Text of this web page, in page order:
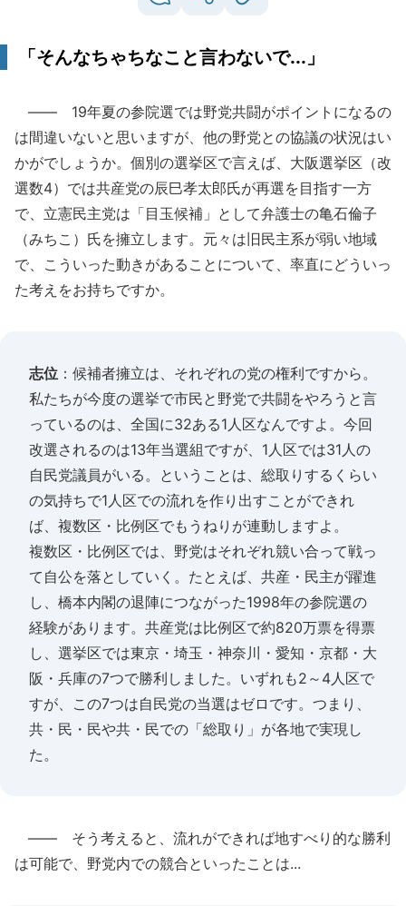
「そんなちゃちなこと言わないで...」
―― 19年夏の参院選では野党共闘がポイントになるの
は間違いないと思いますが、他の野党との協議の状況はい
かがでしょうか。個別の選挙区で言えば、大阪選挙区（改
選数4）では共産党の辰巳孝太郎氏が再選を目指す一方
で、立憲民主党は「目玉候補」として弁護士の亀石倫子
（みちこ）氏を擁立します。元々は旧民主系が弱い地域
で、こういった動きがあることについて、率直にどういっ
た考えをお持ちですか。
志位 ：候補者擁立は、それぞれの党の権利ですから。
私たちが今度の選挙で市民と野党で共闘をやろうと言
っているのは、全国に32ある1人区なんですよ。今回
改選されるのは13年当選組ですが、1人区では31人の
自民党議員がいる。ということは、総取りするくらい
の気持ちで1人区での流れを作り出すことができれ
ば、複数区・比例区でもうねりが連動しますよ。
複数区・比例区では、野党はそれぞれ競い合って戦っ
て自公を落としていく。たとえば、共産・民主が躍進
し、橋本内閣の退陣につながった1998年の参院選の
経験があります。共産党は比例区で約820万票を得票
し、選挙区では東京・埼玉・神奈川・愛知・京都・大
阪・兵庫の7つで勝利しました。いずれも2～4人区で
すが、この7つは自民党の当選はゼロです。つまり、
共・民・民や共・民での「総取り」が各地で実現し
た。
―― そう考えると、流れができれば地すべり的な勝利
は可能で、野党内での競合といったことは...